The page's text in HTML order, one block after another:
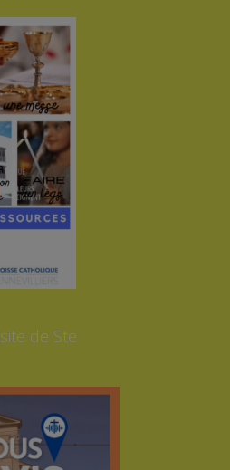
de Ste